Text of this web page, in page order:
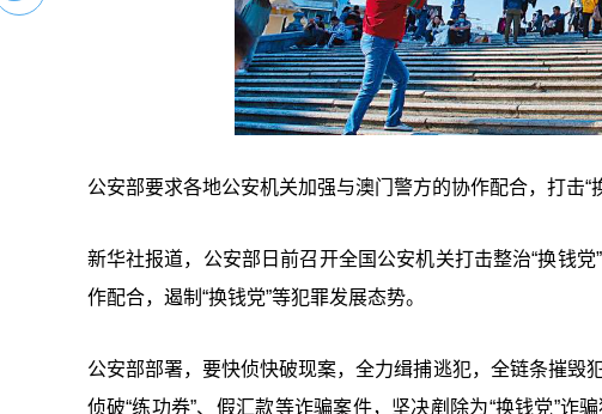
公安部要求各地公安机关加强与澳门警方的协作配合，打击“
新华社报道，公安部日前召开全国公安机关打击整治“换钱
作配合，遏制“换钱党”等犯罪发展态势。
公安部部署，要快侦快破现案，全力缉捕逃犯，全链条摧毁
侦破“练功券”、假汇款等诈骗案件，坚决剷除为“换钱党”